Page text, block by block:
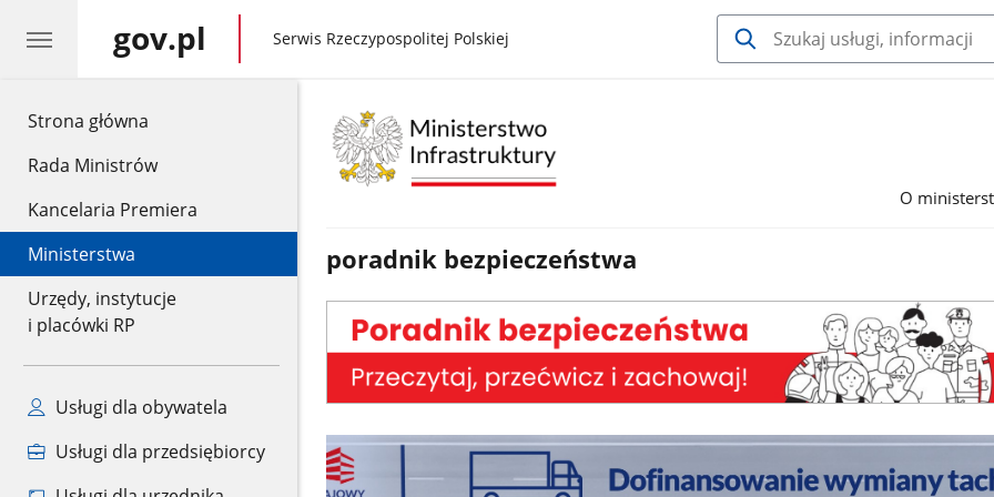
Strona główna
Rada Ministrów
Kancelaria Premiera
Ministerstwa
Urzędy, instytucje
i placówki RP
Usługi dla obywatela
Usługi dla przedsiębiorcy
gov.pl gov.pl
Serwis Rzeczypospolitej Polskiej
O
poradnik bezpieczeństwa